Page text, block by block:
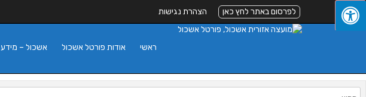
לפרסום באתר לחץ כאן הצהרת נגישות
אשכול – מידע אודות פורטל אשכול ראשי